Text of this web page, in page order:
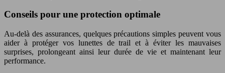
Conseils pour une protection optimale
Au-delà des assurances, quelques précautions simples peuvent vous
aider à protéger vos lunettes de trail et à éviter les mauvaises
surprises, prolongeant ainsi leur durée de vie et maintenant leur
performance.